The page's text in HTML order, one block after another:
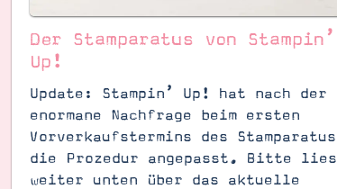
Der Stamparatus von Stampin’
Up!
Update: Stampin’ Up! hat nach der
enormane Nachfrage beim ersten
Vorverkaufstermins des Stamparatus
die Prozedur angepasst. Bitte lies
weiter unten über das aktuelle